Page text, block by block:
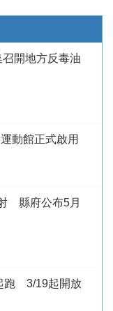
開地方反毒油
動館正式啟用
縣府公布5月
跑 3/19起開放